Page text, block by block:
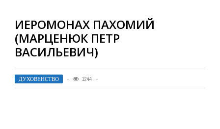
ИЕРОМОНАХ ПАХОМИЙ
(МАРЦЕНЮК ПЕТР
ВАСИЛЬЕВИЧ)
ДУХОВЕНСТВО 1244